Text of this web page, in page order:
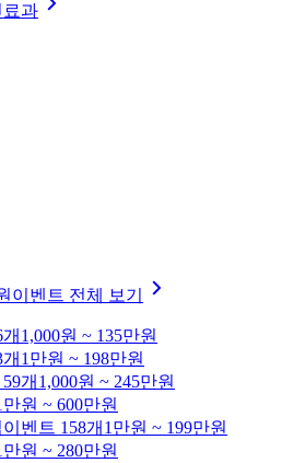
료과
이벤트 전체 보기
1,000원 ~ 135만원
1만원 ~ 198만원
개 1,000원 ~ 245만원
만원 ~ 600만원
이벤트 158개 1만원 ~ 199만원
만원 ~ 280만원